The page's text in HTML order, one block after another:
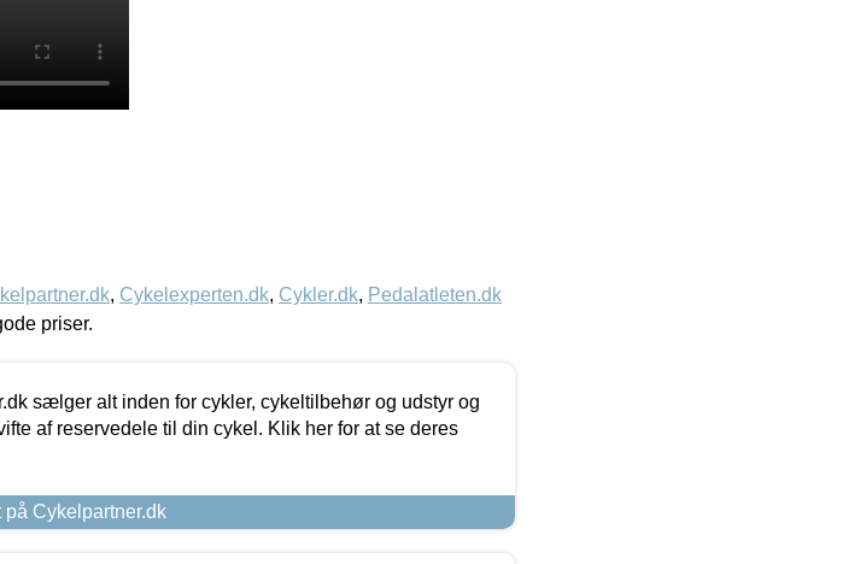
, Cykelexperten.dk, Cykler.dk, Pedalatleten.dk
priser.
sælger alt inden for cykler, cykeltilbehør og udstyr og
af reservedele til din cykel. Klik her for at se deres
på Cykelpartner.dk